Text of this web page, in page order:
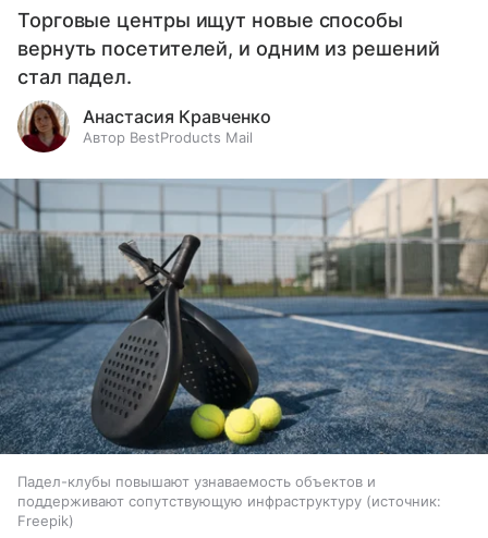
Торговые центры ищут новые способы
вернуть посетителей, и одним из решений
стал падел.
Анастасия Кравченко
Автор BestProducts Mail
Падел-клубы повышают узнаваемость объектов и
поддерживают сопутствующую инфраструктуру
источник:
Freepik